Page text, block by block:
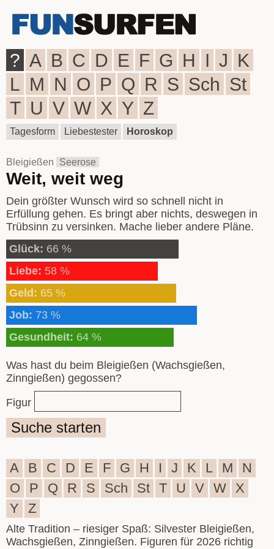
? A B C D E F G H I J K
L M N O P Q R S Sch St
T U V W X Y Z
Tagesform Liebestester Horoskop
Bleigießen Seerose
Weit, weit weg
Dein größter Wunsch wird so schnell nicht in
Erfüllung gehen. Es bringt aber nichts, deswegen in
Trübsinn zu versinken. Mache lieber andere Pläne.
Glück: 66 %
Liebe: 58 %
Geld: 65 %
Job: 73 %
Gesundheit: 64 %
Was hast du beim Bleigießen (Wachsgießen,
Zinngießen) gegossen?
Figur
Suche starten
A B C D E F G H I J K L M
N
O
P Q R S Sch St T U V W X
Y
Z
Alte Tradition – riesiger Spaß: Silvester Bleigießen,
Wachsgießen, Zinngießen. Figuren für 2026 richtig